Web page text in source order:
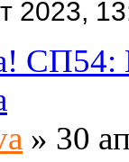
2023,
» 30